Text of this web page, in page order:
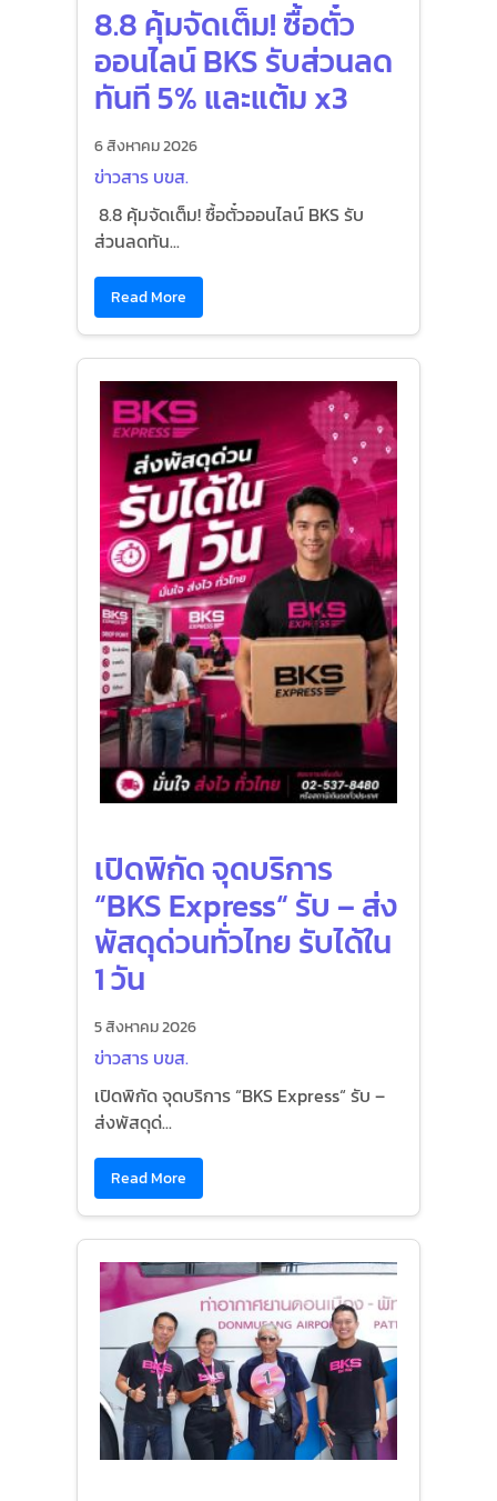
8.8 คุ้มจัดเต็ม! ซื้อตั๋ว
ออนไลน์ BKS รับส่วนลด
ทันที 5% และแต้ม x3
6 สิงหาคม 2026
ข่าวสาร บขส.
8.8 คุ้มจัดเต็ม! ซื้อตั๋วออนไลน์ BKS รับ
ส่วนลดทัน...
Read More
เปิดพิกัด จุดบริการ
“BKS Express“ รับ – ส่ง
พัสดุด่วนทั่วไทย รับได้ใน
1 วัน
5 สิงหาคม 2026
ข่าวสาร บขส.
เปิดพิกัด จุดบริการ “BKS Express“ รับ –
ส่งพัสดุด่...
Read More